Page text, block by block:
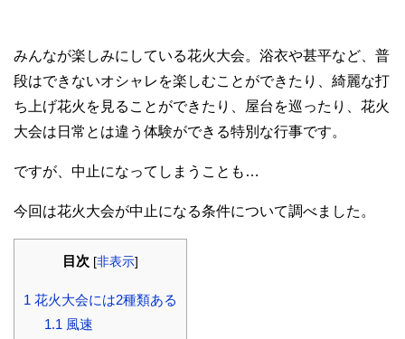
みんなが楽しみにしている花火大会。浴衣や甚平など、普
段はできないオシャレを楽しむことができたり、綺麗な打
ち上げ花火を見ることができたり、屋台を巡ったり、花火
大会は日常とは違う体験ができる特別な行事です。
ですが、中止になってしまうことも…
今回は花火大会が中止になる条件について調べました。
目次 [非表示]
1 花火大会には2種類ある
1.1 風速